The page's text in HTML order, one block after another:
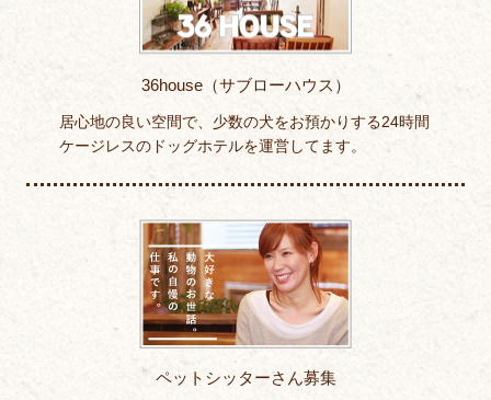
36house（サブローハウス）
居心地の良い空間で、少数の犬をお預かりする24時間
ケージレスのドッグホテルを運営してます。
ペットシッターさん募集